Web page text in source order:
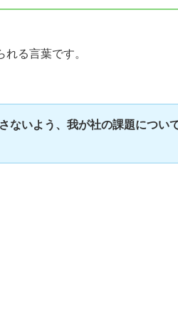
る言葉です。
ないよう、我が社の課題につい